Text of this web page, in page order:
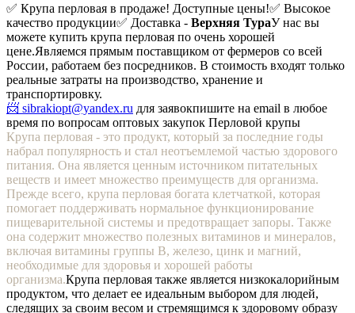
✅ Крупа перловая в продаже! Доступные цены!✅ Высокое
качество продукции✅ Доставка - Верхняя ТураУ нас вы
можете купить крупа перловая по очень хорошей
цене.Являемся прямым поставщиком от фермеров со всей
России, работаем без посредников. В стоимость входят только
реальные затраты на производство, хранение и
транспортировку.
📨 sibrakiopt@yandex.ru для заявокпишите на email в любое
время по вопросам оптовых закупок Перловой крупы
Крупа перловая - это продукт, который за последние годы
набрал популярность и стал неотъемлемой частью здорового
питания. Она является ценным источником питательных
веществ и имеет множество преимуществ для организма.
Прежде всего, крупа перловая богата клетчаткой, которая
помогает поддерживать нормальное функционирование
пищеварительной системы и предотвращает запоры. Также
она содержит множество полезных витаминов и минералов,
включая витамины группы В, железо, цинк и магний,
необходимые для здоровья и хорошей работы
организма.Крупа перловая также является низкокалорийным
продуктом, что делает ее идеальным выбором для людей,
следящих за своим весом и стремящимся к здоровому образу